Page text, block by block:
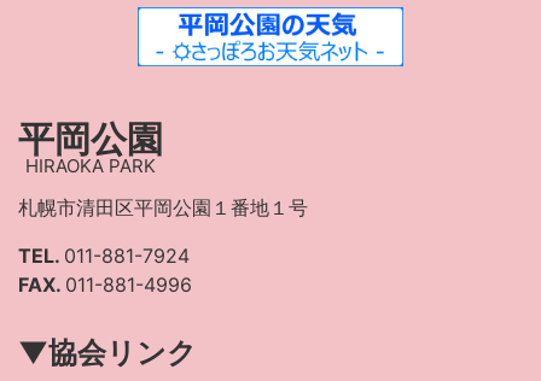
平岡公園
HIRAOKA PARK
札幌市清田区平岡公園１番地１号
TEL. 011-881-7924
FAX. 011-881-4996
▼協会リンク